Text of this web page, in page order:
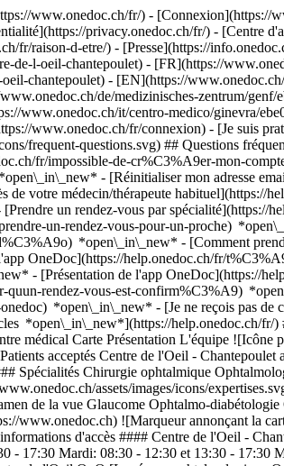
www.onedoc.ch/fr/) -
privacy.onedoc.ch/fr/) - [Centre
fr/raison-d-etre/) - [Presse](https://
de-l-oeil-chantepoulet) - [FR](https://
chantepoulet) - [EN](https://
de/medizinisches-zentrum/
www.onedoc.ch/it/centro-medico/ginevra/
www.onedoc.ch/fr/connexion) - [Je suis
frequent-questions.svg) ## Questions
fr/impossible-de-cr%C3%A9er-mon-
- [Réinitialiser mon adresse
de votre médecin/thérapeute habituel](https://
un rendez-vous par
un-rendez-vous-pour-un-proche)
*open\_in\_new* - [Comment
OneDoc](https://help.onedoc.ch/fr/
- [Présentation de l'app OneDoc](https://